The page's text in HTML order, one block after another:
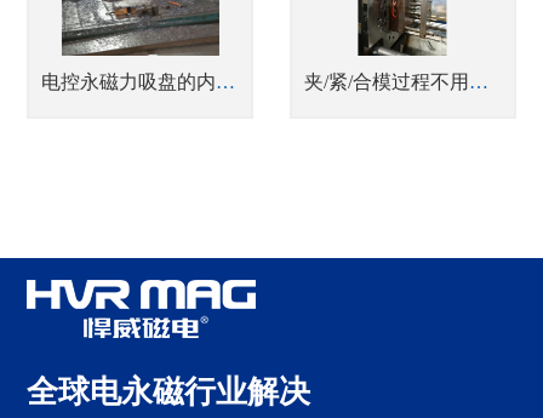
电控永磁力吸盘的内部结构与其在机床加工中的应用 夹/紧/合模过程不用电的注塑机磁力换模系统
全球电永磁行业解决